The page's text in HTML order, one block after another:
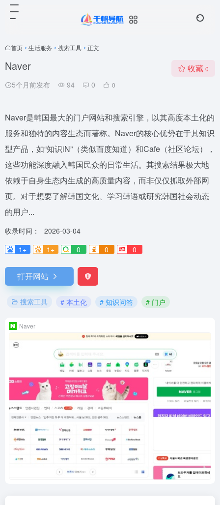
首页 • 生活服务 • 搜索工具 • 正文
Naver
5个月前发布 94 0 0
收藏 0
Naver是韩国最大的门户网站和搜索引擎，以其高度本土化的
服务和独特的内容生态而著称。Naver的核心优势在于其知识
型产品，如“知识iN”（类似百度知道）和Cafe（社区论坛），
这些功能深度融入韩国民众的日常生活。其搜索结果极大地
依赖于自身生态内生成的高质量内容，而非仅仅抓取外部网
页。对于想要了解韩国文化、学习韩语或研究韩国社会动态
的用户...
收录时间：
2026-03-04
1+
1+ 0 0 0
打开网站
搜索工具 # 本土化 # 知识问答 # 门户
Naver